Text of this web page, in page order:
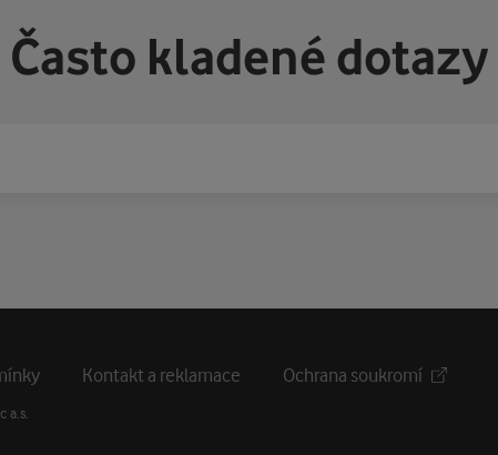
Často kladené dotazy
Kontakt a reklamace Ochrana soukromí
a.s.